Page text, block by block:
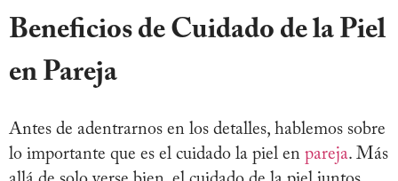
Beneficios de Cuidado de la Piel
en Pareja
Antes de adentrarnos en los detalles, hablemos sobre
lo importante que es el cuidado la piel en pareja. Más